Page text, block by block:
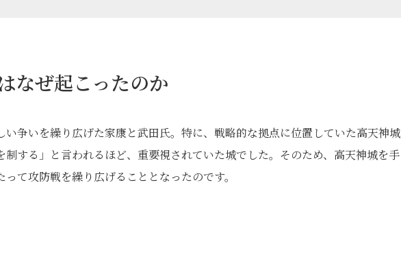
なぜ起こったのか
争いを繰り広げた家康と武田氏。特に、戦略的な拠点に位置していた高天神城
制する」と言われるほど、重要視されていた城でした。そのため、高天神城を手
て攻防戦を繰り広げることとなったのです。